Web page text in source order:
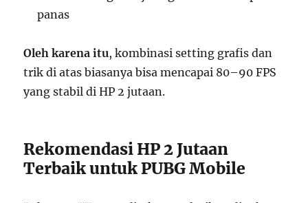
panas
Oleh karena itu, kombinasi setting grafis dan
trik di atas biasanya bisa mencapai 80–90 FPS
yang stabil di HP 2 jutaan.
Rekomendasi HP 2 Jutaan
Terbaik untuk PUBG Mobile